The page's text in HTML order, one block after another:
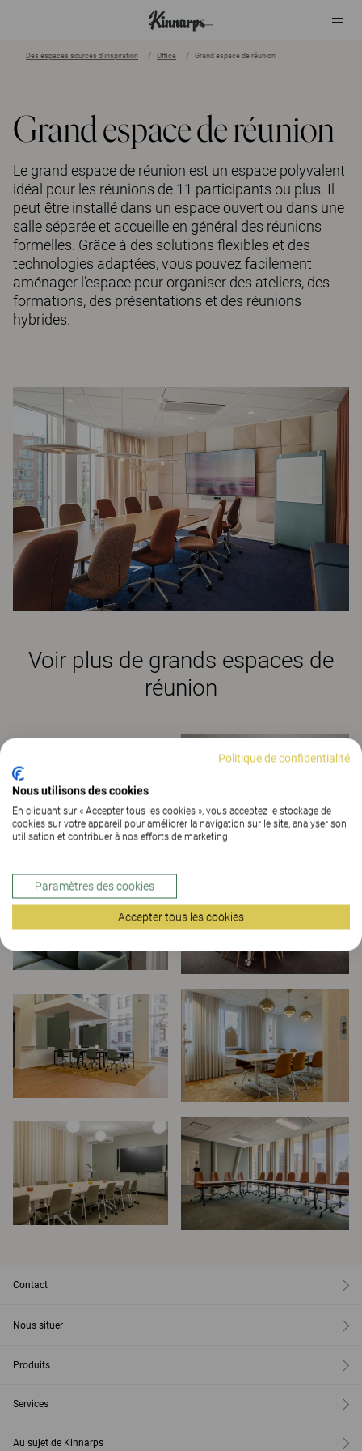
Des espaces sources d’inspiration Office Grand espace de réunion
Grand espace de réunion
Le grand espace de réunion est un espace polyvalent
idéal pour les réunions de 11 participants ou plus. Il
peut être installé dans un espace ouvert ou dans une
salle séparée et accueille en général des réunions
formelles. Grâce à des solutions flexibles et des
technologies adaptées, vous pouvez facilement
aménager l’espace pour organiser des ateliers, des
formations, des présentations et des réunions
hybrides.
Voir plus de grands espaces de
réunion
Contact
Nous situer
Produits
Services
Au sujet de Kinnarps
Politique de confidentialité
Nous utilisons des cookies
En cliquant sur « Accepter tous les cookies », vous acceptez le stockage de
cookies sur votre appareil pour améliorer la navigation sur le site, analyser son
utilisation et contribuer à nos efforts de marketing.
Paramètres des cookies
Accepter tous les cookies